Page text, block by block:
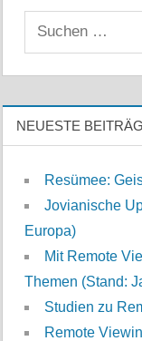
Suchen
NEUESTE
Resümee:
Jovianische
Europa)
Mit Remote
Themen (Stand:
Studien zu
Remote